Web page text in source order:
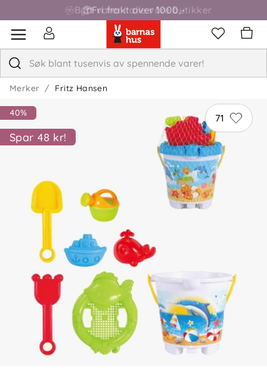
Fri frakt over 1000,-
Merker Fritz Hansen
71
40%
Spar 48 kr!